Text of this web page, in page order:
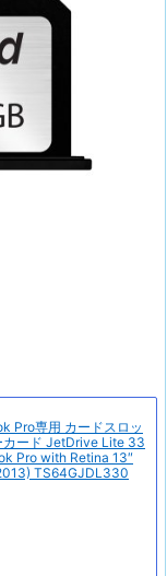
Pro専用 カードスロッ
カード JetDrive Lite 33
Pro with Retina 13″
TS64GJDL330